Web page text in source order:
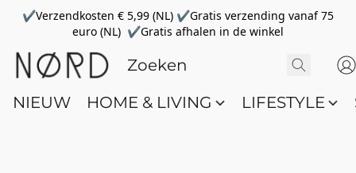
✔Verzendkosten € 5,99 (NL) ✔Gratis verzending vanaf 75
euro (NL) ✔Gratis afhalen in de winkel
NIEUW HOME & LIVING LIFESTYLE